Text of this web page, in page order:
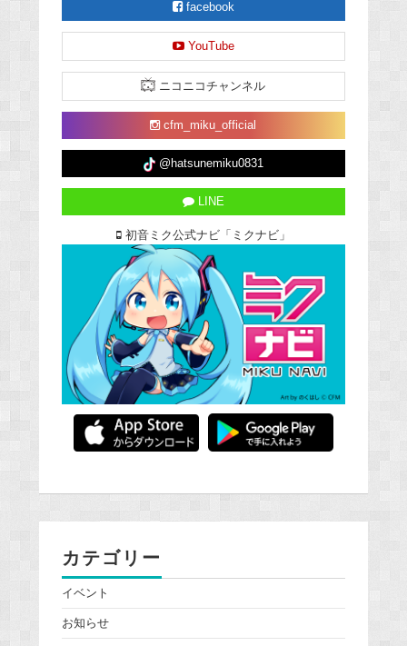
facebook
YouTube
ニコニコチャンネル
cfm_miku_official
@hatsunemiku0831
LINE
初音ミク公式ナビ「ミクナビ」
カテゴリー
イベント
お知らせ